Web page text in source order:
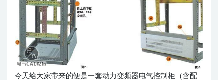
今天给大家带来的便是一套动力变频器电气控制柜（含配